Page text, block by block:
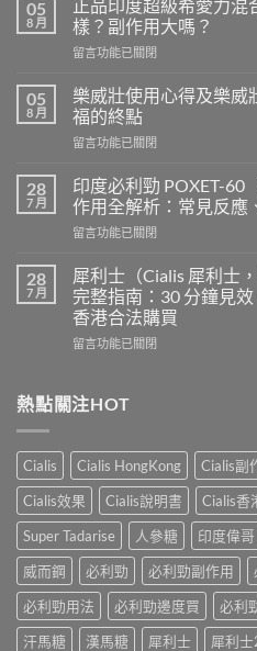
05
8 月
正品印度超級希愛力混
樣？副作用大嗎？
在
品
印
度
超
希
愛
力
混
片
雙
效
利
果
樣？
副
作
用
大
嗎？〉
留言功能已關閉
05
8 月
樂威壯使用心得及樂威
福的終點
在
威
壯
使
用
得
及
樂
威
壯
買？
從
來
不
是
性
福
終
點〉
中
留言功能已關閉
28
7 月
印度必利勁 POXET-60
作用全解析：常見反應
在
度
必
利
勁
POXET-
西
副
作
用
全
解
析：
見
反
應、
留言功能已關閉
28
7 月
犀利士（Cialis 犀利士
完整指南：30 分鐘見
香港合法購買
在
士
（Cialis
利
士，
他
達
拉
非）
效
與
藥
留言功能已關閉
熱點關注HOT
Cialis Cialis HongKong Cialis副
Cialis效果
Cialis說明書 Cialis香
Super Tadarise
人參糖 印度偉哥
威而鋼
必利勁 必利勁副作用
必利勁用法
必利勁邊度買 必利
汗馬糖
漢馬糖 犀利士 犀利